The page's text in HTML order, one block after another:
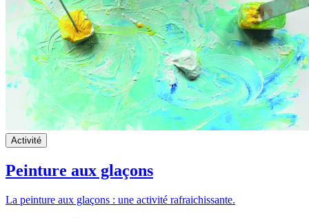
Activité
Peinture aux glaçons
La peinture aux glaçons : une activité rafraichissante.